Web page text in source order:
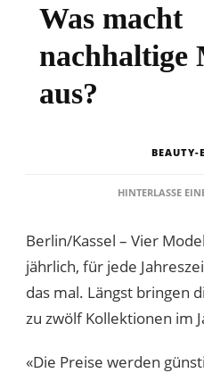
Was macht
nachhaltige
aus?
BEAUTY-
HINTERLASSE
Berlin/Kassel – Vier
jährlich, für jede
das mal. Längst bringen
zu zwölf Kollektionen im
«Die Preise werden